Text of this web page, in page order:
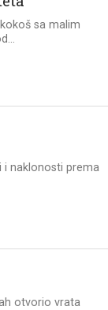
sa malim
i naklonosti prema
otvorio vrata